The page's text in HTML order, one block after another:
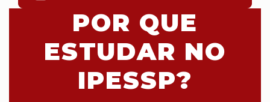
POR QUE
ESTUDAR NO
IPESSP?